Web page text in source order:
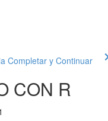
Completar y Continuar
CON R